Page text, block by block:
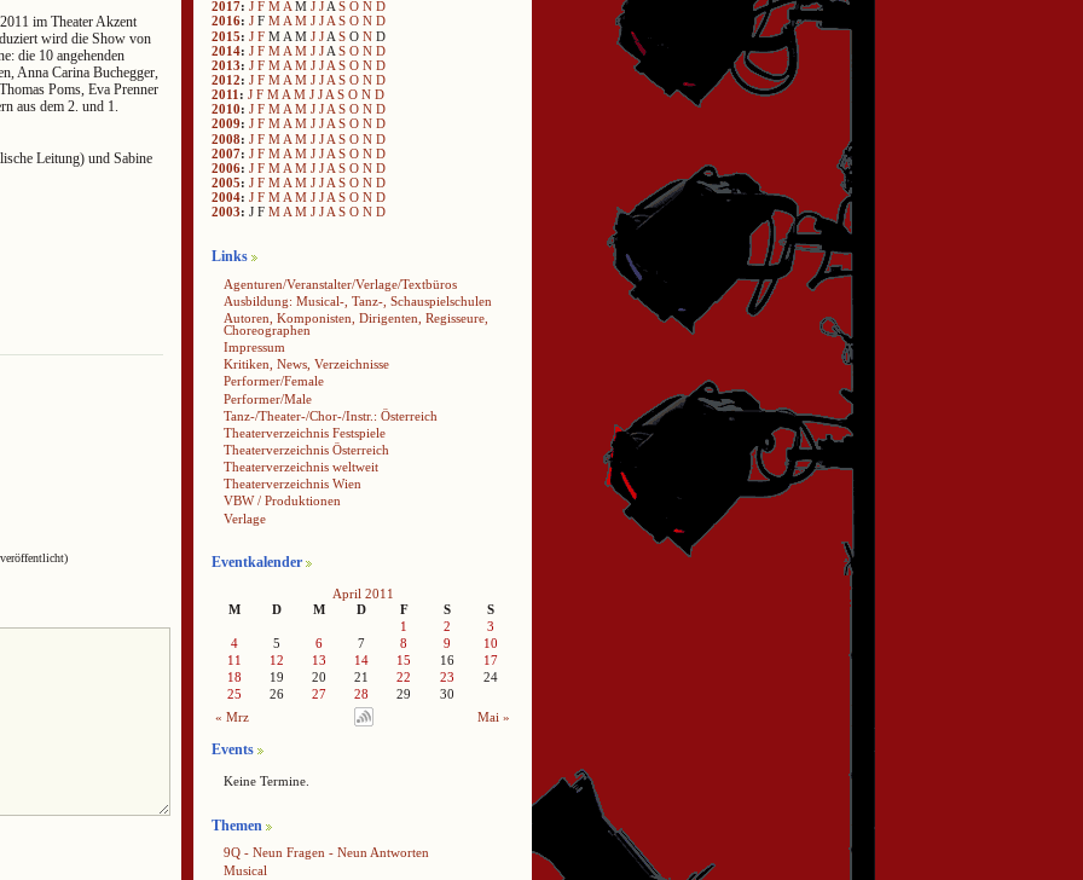
im Theater Akzent
wird die Show von
die 10 angehenden
Anna Carina Buchegger,
Poms, Eva Prenner
aus dem 2. und 1.
Leitung) und Sabine
2017: J F M A M J J A S O N D
2016: J F M A M J J A S O N D
2015: J F M A M J J A S O N D
2014: J F M A M J J A S O N D
2013: J F M A M J J A S O N D
2012: J F M A M J J A S O N D
2011 : J F M A M J J A S O N D
2010: J F M A M J J A S O N D
2009: J F MA M J JA S O N D
2008: J F M A M J J A S O N D
2007: J F M A M J J A S O N D
2006: J F M A M J J A S O N D
2005: J F M A M J J A S O N D
2004: J F M A M J J A S O N D
2003: J F M A M J J A S O N D
Links
Agenturen/Veranstalter/Verlage/Textbüros
Ausbildung: Musical-, Tanz-, Schauspielschulen
Autoren, Komponisten, Dirigenten, Regisseure,
Choreographen
Impressum
Kritiken, News, Verzeichnisse
Performer/Female
Performer/Male
Tanz-/Theater-/Chor-/Instr.: Österreich
Theaterverzeichnis Festspiele
Theaterverzeichnis Österreich
Theaterverzeichnis weltweit
Theaterverzeichnis Wien
VBW / Produktionen
Verlage
Eventkalender
April 2011
M
D M D F S
S
1
2
3
4
5 6 7 8 9
10
11
12 13 14 15 16
17
18
19 20 21 22 23
24
25
26 27 28 29
30
« Mrz
Mai »
Events
Keine Termine.
Themen
9Q - Neun Fragen - Neun Antworten
Musical